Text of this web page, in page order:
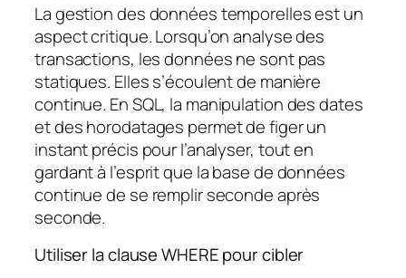
La gestion des données temporelles est un
aspect critique. Lorsqu’on analyse des
transactions, les données ne sont pas
statiques. Elles s’écoulent de manière
continue. En SQL, la manipulation des dates
et des horodatages permet de figer un
instant précis pour l’analyser, tout en
gardant à l’esprit que la base de données
continue de se remplir seconde après
seconde.
Utiliser la clause WHERE pour cibler